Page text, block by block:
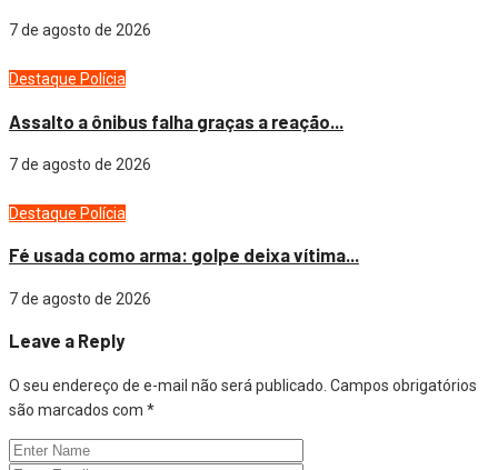
7 de agosto de 2026
Destaque Polícia
Assalto a ônibus falha graças a reação...
7 de agosto de 2026
Destaque Polícia
Fé usada como arma: golpe deixa vítima...
7 de agosto de 2026
Leave a Reply
O seu endereço de e-mail não será publicado. Campos obrigatórios
são marcados com *